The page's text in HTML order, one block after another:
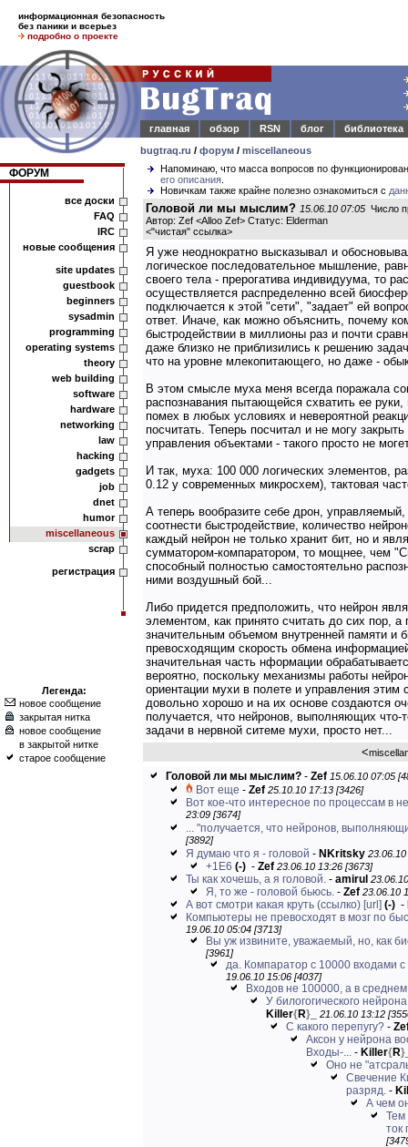
информационная безопасность
без паники и всерьез
подробно о проекте
главная обзор RSN блог
библиотека
bugtraq.ru / форум / miscellaneous
ФОРУМ
все доски
FAQ
IRC
новые сообщения
site updates
guestbook
beginners
sysadmin
programming
operating systems
theory
web building
software
hardware
networking
law
hacking
gadgets
job
dnet
humor
miscellaneous
scrap
регистрация
Легенда:
новое сообщение
закрытая нитка
новое сообщение
в закрытой нитке
старое сообщение
Напоминаю, что масса вопросов по
его описания
Новичкам также крайне полезно ознакомиться с
Головой ли мы мыслим? 15.06.10 07:05 Число
Автор: Zef <Alloo Zef> Статус: Elderman
<"чистая" ссылка>
Я уже неоднократно высказывал и
логическое последовательное мышление,
своего тела - прерогатива индивидуума, то
осуществляется распределенно всей
подключается к этой "сети", "задает" ей
ответ. Иначе, как можно объяснить, почему
быстродействии в миллионы раз и почти
даже близко не приблизились к решению
что на уровне млекопитающего, но даже -
В этом смысле муха меня всегда поражала
распознавания пытающейся схватить ее
помех в любых условиях и невероятной
посчитать. Теперь посчитал и не могу
управления объектами - такого просто не
И так, муха: 100 000 логических элементов,
0.12 у современных микросхем), тактовая
А теперь вообразите себе дрон,
соотнести быстродействие, количество
каждый нейрон не только хранит бит, но и
сумматором-компаратором, то мощнее, чем
способный полностью самостоятельно
ними воздушный бой...
Либо придется предположить, что нейрон
элементом, как принято считать до сих пор,
значительным объемом внутренней памяти и
превосходящим скорость обмена
значительная часть нформации
вероятно, поскольку механизмы работы
ориентации мухи в полете и управления
довольно хорошо и на их основе создаются
получается, что нейронов, выполняющих что-
задачи в нервной ситеме мухи, просто нет...
<
Головой ли мы мыслим? - Zef 15.06.10 07:05
Вот еще - Zef 25.10.10 17:13 [3426]
Вот кое-что интересное по процессам в
23:09 [3674]
... "получается, что нейронов,
[3892]
Я думаю что я - головой - NKritsky
+1Е6 (-) - Zef 23.06.10 13:26 [3673]
Ты как хочешь, а я головой. - amirul
Я, то же - головой бьюсь. - Zef 23.06.10
А вот смотри какая круть (ссылко) [url] (-) -
Компьютеры не превосходят в мозг по
19.06.10 05:04 [3713]
Вы уж извините, уважаемый, но, как
[3961]
да. Компаратор с 10000 входами
19.06.10 15:06 [4037]
Входов не 100000, а в
У билогогического
Killer{R} 21.06.10 13:12
С какого перепугу? -
Аксон у нейрона
Входы-... - Killer{R}
Оно не
Свечение
разряд. -
А чем
Тем
ток